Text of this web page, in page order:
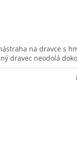
na dravce s
dravec neodolá